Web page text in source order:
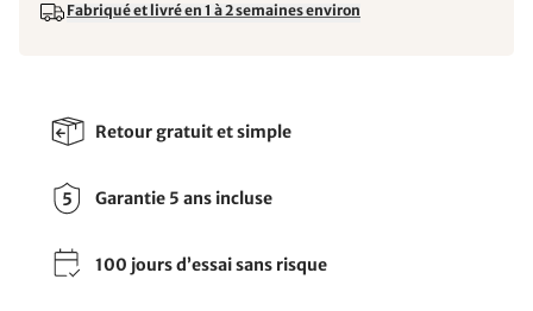
Fabriqué et livré en 1 à 2 semaines environ
Retour gratuit et simple
Garantie 5 ans incluse
100 jours d’essai sans risque